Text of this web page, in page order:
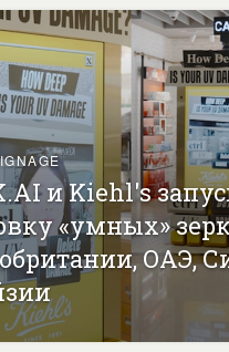
и Kiehl's
«умных»
ОАЭ,